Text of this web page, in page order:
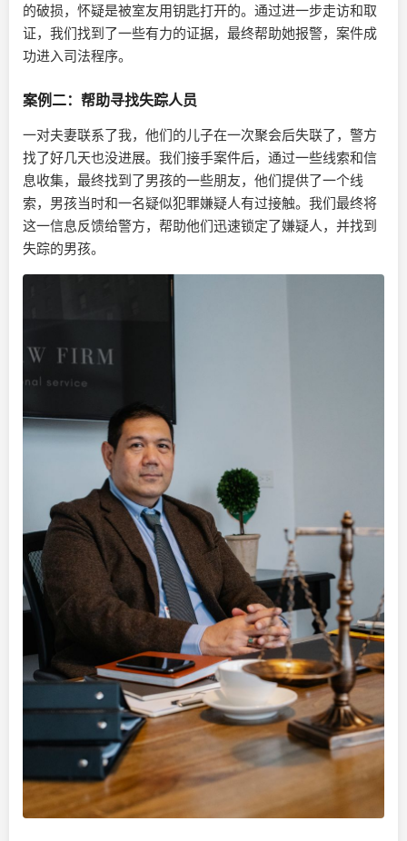
的破损，怀疑是被室友用钥匙打开的。通过进一步走访和取
证，我们找到了一些有力的证据，最终帮助她报警，案件成
功进入司法程序。
案例二：帮助寻找失踪人员
一对夫妻联系了我，他们的儿子在一次聚会后失联了，警方
找了好几天也没进展。我们接手案件后，通过一些线索和信
息收集，最终找到了男孩的一些朋友，他们提供了一个线
索，男孩当时和一名疑似犯罪嫌疑人有过接触。我们最终将
这一信息反馈给警方，帮助他们迅速锁定了嫌疑人，并找到
失踪的男孩。